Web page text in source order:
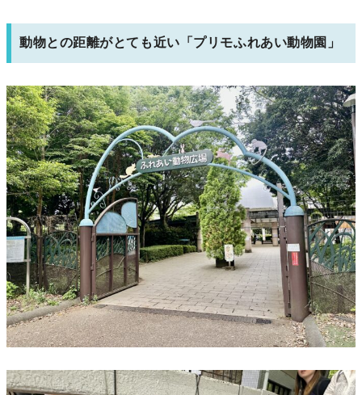
動物との距離がとても近い「プリモふれあい動物園」